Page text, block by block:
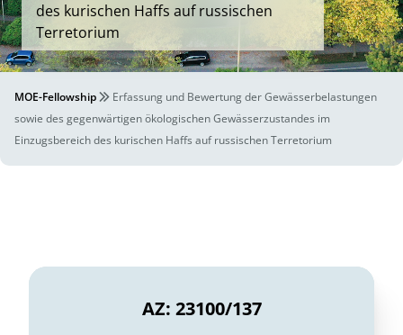
des kurischen Haffs auf russischen
Terretorium
MOE-Fellowship
Erfassung und Bewertung der Gewässerbelastungen
sowie des gegenwärtigen ökologischen Gewässerzustandes im
Einzugsbereich des kurischen Haffs auf russischen Terretorium
AZ: 23100/137